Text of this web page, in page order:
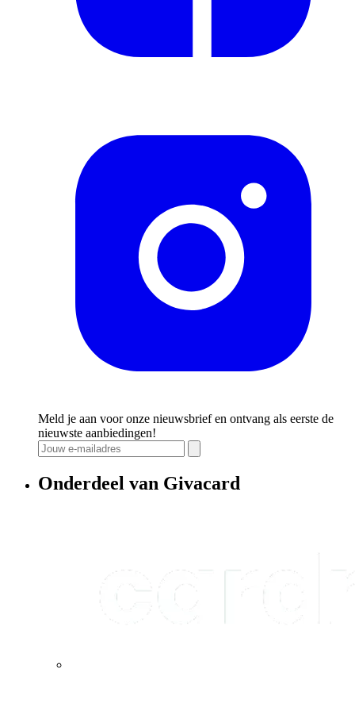
Meld je aan voor onze nieuwsbrief en ontvang als eerste de
nieuwste aanbiedingen!
Onderdeel van Givacard